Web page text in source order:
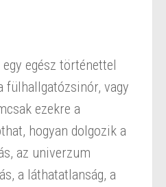
egész történettel
fülhallgatózsinór, vagy
ezekre a
hogyan dolgozik a
az univerzum
a láthatatlanság, a